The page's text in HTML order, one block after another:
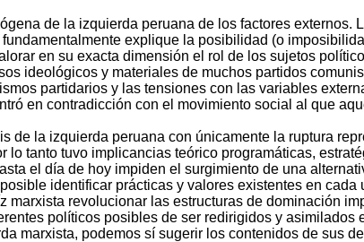
de la izquierda peruana de los factores
explique la posibilidad (o
en su exacta dimensión el rol de los sujetos
ideológicos y materiales de muchos partidos
partidarios y las tensiones con las variables
en contradicción con el movimiento social al que
de la izquierda peruana con únicamente la ruptura
lo tanto tuvo implicancias teórico programáticas,
el día de hoy impiden el surgimiento de una
identificar prácticas y valores existentes en
marxista revolucionar las estructuras de dominación
políticos posibles de ser redirigidos y
marxista, podemos sí sugerir los contenidos de sus